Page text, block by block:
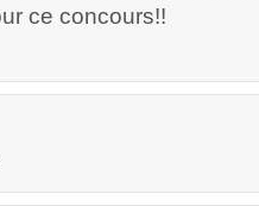
ce concours!!